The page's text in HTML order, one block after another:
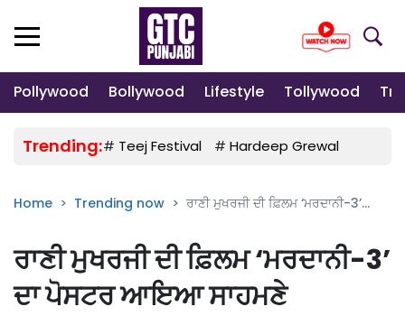
Pollywood Bollywood Lifestyle Tollywood
Trending:# Teej Festival # Hardeep Grewal
Home Trending now ਰਾਣੀ ਮੁਖਰਜੀ ਦੀ ਫ਼ਿਲਮ ‘ਮਰਦਾਨੀ-3’...
ਰਾਣੀ ਮੁਖਰਜੀ ਦੀ ਫ਼ਿਲਮ ‘ਮਰਦਾਨੀ-3’
ਦਾ ਪੋਸਟਰ ਆਇਆ ਸਾਹਮਣੇ